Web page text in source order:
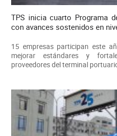
TPS inicia cuarto Programa
con avances sostenidos en
15 empresas participan este
mejorar estándares y
proveedores del terminal